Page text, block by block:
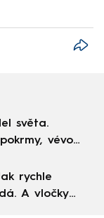
světa.
vévodí
rychle
A vločky